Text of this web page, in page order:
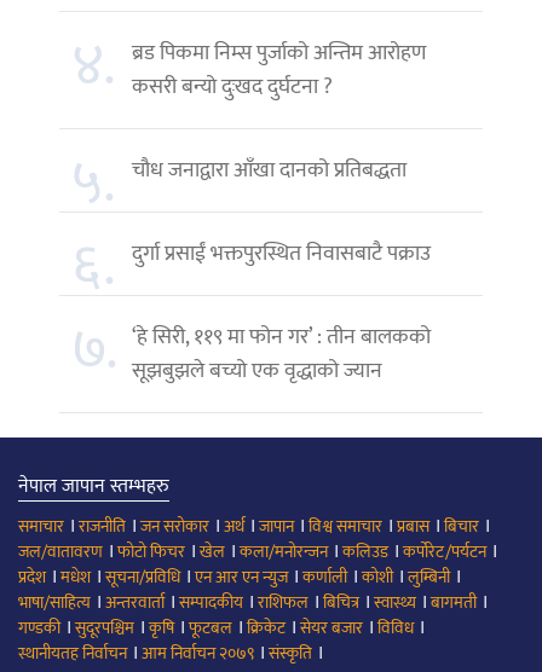
४. ब्रड पिकमा निम्स पुर्जाको अन्तिम आरोहण
कसरी बन्यो दुःखद दुर्घटना ?
५. चौध जनाद्वारा आँखा दानको प्रतिबद्धता
६. दुर्गा प्रसाईं भक्तपुरस्थित निवासबाटै पक्राउ
७. ‘हे सिरी, ११९ मा फोन गर’ : तीन बालकको
सूझबुझले बच्यो एक वृद्धाको ज्यान
नेपाल जापान स्तम्भहरु
समाचार ।राजनीति ।जन सरोकार ।अर्थ।जापान।विश्व समाचार ।प्रबास।बिचार ।
जल/वातावरण ।फोटो फिचर ।खेल ।कला/मनोरन्जन।कलिउड।कर्पोरेट/पर्यटन।
प्रदेश।मधेश।सूचना/प्रविधि।एन आर एन न्युज।कर्णाली।कोशी।लुम्बिनी।
भाषा/साहित्य ।अन्तरवार्ता।सम्पादकीय ।राशिफल ।बिचित्र।स्वास्थ्य ।बागमती।
गण्डकी।सुदूरपश्चिम ।कृषि।फूटबल ।क्रिकेट।सेयर बजार ।विविध।
स्थानीयतह निर्वाचन।आम निर्वाचन २०७९ ।संस्कृति ।